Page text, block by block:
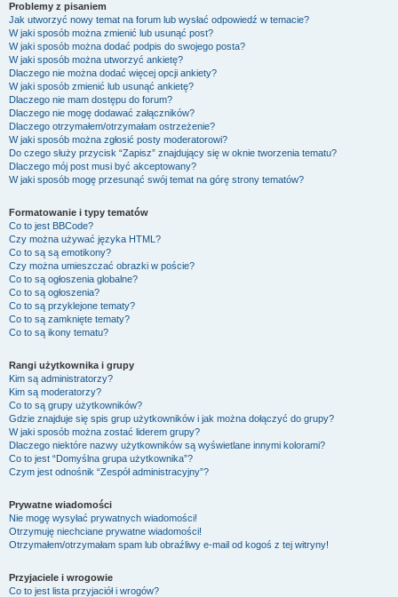
Problemy z pisaniem
Jak utworzyć nowy temat na forum lub wysłać odpowiedź w temacie?
W jaki sposób można zmienić lub usunąć post?
W jaki sposób można dodać podpis do swojego posta?
W jaki sposób można utworzyć ankietę?
Dlaczego nie można dodać więcej opcji ankiety?
W jaki sposób zmienić lub usunąć ankietę?
Dlaczego nie mam dostępu do forum?
Dlaczego nie mogę dodawać załączników?
Dlaczego otrzymałem/otrzymałam ostrzeżenie?
W jaki sposób można zgłosić posty moderatorowi?
Do czego służy przycisk “Zapisz” znajdujący się w oknie tworzenia tematu?
Dlaczego mój post musi być akceptowany?
W jaki sposób mogę przesunąć swój temat na górę strony tematów?
Formatowanie i typy tematów
Co to jest BBCode?
Czy można używać języka HTML?
Co to są są emotikony?
Czy można umieszczać obrazki w poście?
Co to są ogłoszenia globalne?
Co to są ogłoszenia?
Co to są przyklejone tematy?
Co to są zamknięte tematy?
Co to są ikony tematu?
Rangi użytkownika i grupy
Kim są administratorzy?
Kim są moderatorzy?
Co to są grupy użytkowników?
Gdzie znajduje się spis grup użytkowników i jak można dołączyć do grupy?
W jaki sposób można zostać liderem grupy?
Dlaczego niektóre nazwy użytkowników są wyświetlane innymi kolorami?
Co to jest “Domyślna grupa użytkownika”?
Czym jest odnośnik “Zespół administracyjny”?
Prywatne wiadomości
Nie mogę wysyłać prywatnych wiadomości!
Otrzymuję niechciane prywatne wiadomości!
Otrzymałem/otrzymałam spam lub obraźliwy e-mail od kogoś z tej witryny!
Przyjaciele i wrogowie
Co to jest lista przyjaciół i wrogów?